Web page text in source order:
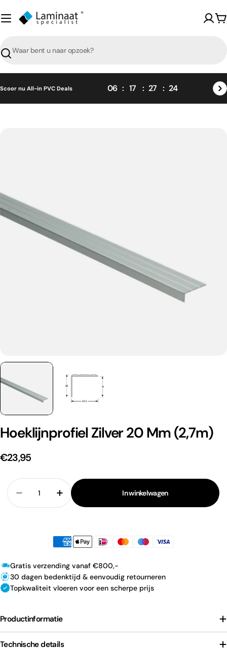
naar
content
Zoeken
Scoor nu All-in PVC Deals 06 17 27 24
Hoeklijnprofiel Zilver 20 Mm (2,7m)
€23,95
Aantal
Verlaag aantal voor Hoeklijnprofiel Zilver 20 mm
Verhoog aantal voor Hoeklijnprofiel Zilver
In winkelwagen
Gratis verzending vanaf €800,-
30 dagen bedenktijd & eenvoudig retourneren
Topkwaliteit vloeren voor een scherpe prijs
Productinformatie
Technische details